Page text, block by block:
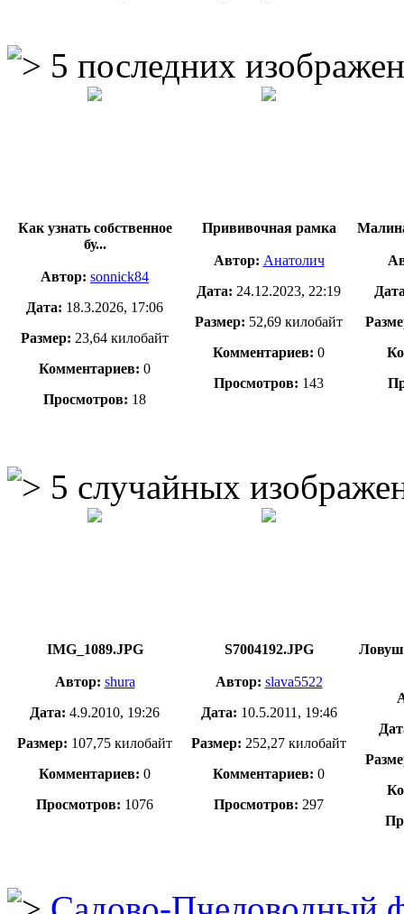
5 последних
Как узнать собственное
бу...
Автор: sonnick84
Дата: 18.3.2026, 17:06
Размер: 23,64 килобайт
Комментариев: 0
Просмотров: 18
Прививочная рамка
Автор: Анатолич
Дата: 24.12.2023, 22:19
Размер: 52,69 килобайт
Комментариев: 0
Просмотров: 143
5 случайных
IMG_1089.JPG
Автор: shura
Дата: 4.9.2010, 19:26
Размер: 107,75 килобайт
Комментариев: 0
Просмотров: 1076
S7004192.JPG
Автор: slava5522
Дата: 10.5.2011, 19:46
Размер: 252,27 килобайт
Комментариев: 0
Просмотров: 297